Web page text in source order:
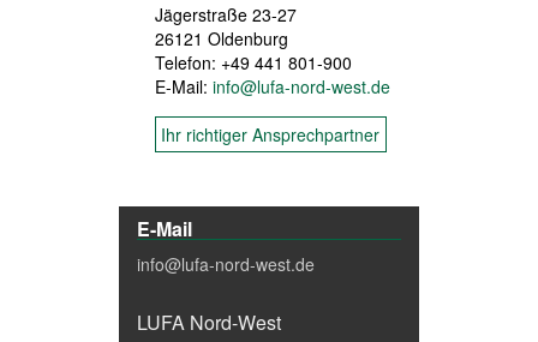
Jägerstraße 23-27
26121 Oldenburg
Telefon: +49 441 801-900
E-Mail: info@lufa-nord-west.de
Ihr richtiger Ansprechpartner
E-Mail
info@lufa-nord-west.de
LUFA Nord-West